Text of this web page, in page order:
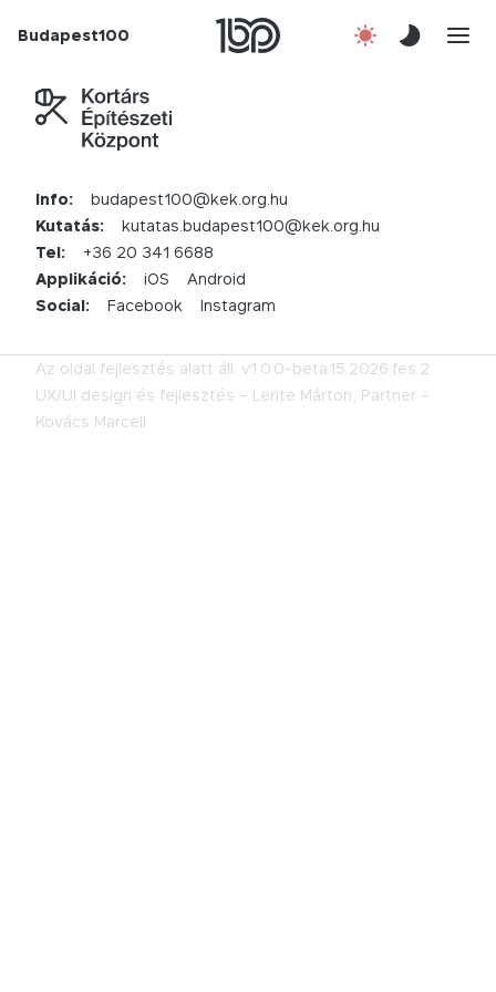
Budapest100 Rólunk
Info:
budapest100@kek.org.hu
Kutatás:
kutatas.budapest100@kek.org.hu
Tel:
+36 20 341 6688
Applikáció:
iOS
Android
Social:
Facebook Instagram
Az oldal fejlesztés alatt áll. v1.0.0-beta.15.2026.fes.2
UX/UI design és fejlesztés – Lente Márton, Partner –
Kovács Marcell